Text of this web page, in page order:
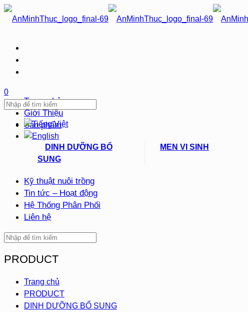
0
Trang chủ
Giới Thiệu
Sản phẩm
DINH DƯỠNG BỔ
SUNG
MEN VI SINH
Kỹ thuật nuôi trồng
Tin tức – Hoạt động
Hệ Thống Phân Phối
Liên hệ
PRODUCT
Trang chủ
PRODUCT
DINH DƯỠNG BỔ SUNG